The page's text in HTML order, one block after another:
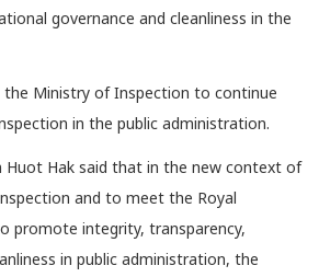
governance and cleanliness in the
the Ministry of Inspection to continue
in the public administration.
Huot Hak said that in the new context of
and to meet the Royal
promote integrity, transparency,
in public administration, the